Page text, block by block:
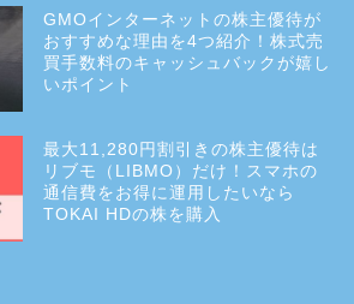
GMOインターネットの株主優待が
おすすめな理由を4つ紹介！株式売
買手数料のキャッシュバックが嬉し
いポイント
最大11,280円割引きの株主優待は
リブモ（LIBMO）だけ！スマホの
通信費をお得に運用したいなら
TOKAI HDの株を購入